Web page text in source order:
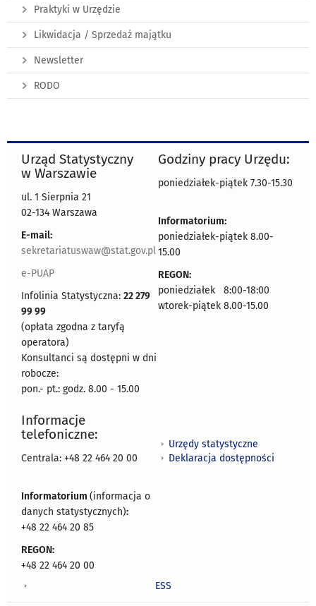
Praktyki w Urzędzie
Likwidacja / Sprzedaż majątku
Newsletter
RODO
Urząd Statystyczny
w Warszawie
ul. 1 Sierpnia 21
02-134 Warszawa
E-mail:
sekretariatuswaw@stat.gov.pl
e-PUAP
Infolinia Statystyczna: 22 279
99 99
(opłata zgodna z taryfą
operatora)
Konsultanci są dostępni w dni
robocze:
pon.- pt.: godz. 8.00 - 15.00
Godziny pracy Urzędu:
poniedziałek-piątek 7.30-15.30
Informatorium:
poniedziałek-piątek 8.00-
15.00
REGON:
poniedziałek 8:00-18:00
wtorek-piątek 8.00-15.00
Informacje
telefoniczne:
Centrala: +48 22 464 20 00
Informatorium (informacja o
danych statystycznych):
+48 22 464 20 85
REGON:
+48 22 464 20 00
Urzędy statystyczne
Deklaracja dostępności
ESS